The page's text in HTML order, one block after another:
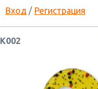
Вход / Регистрация
K002